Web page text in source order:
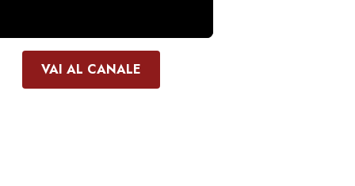
VAI AL CANALE